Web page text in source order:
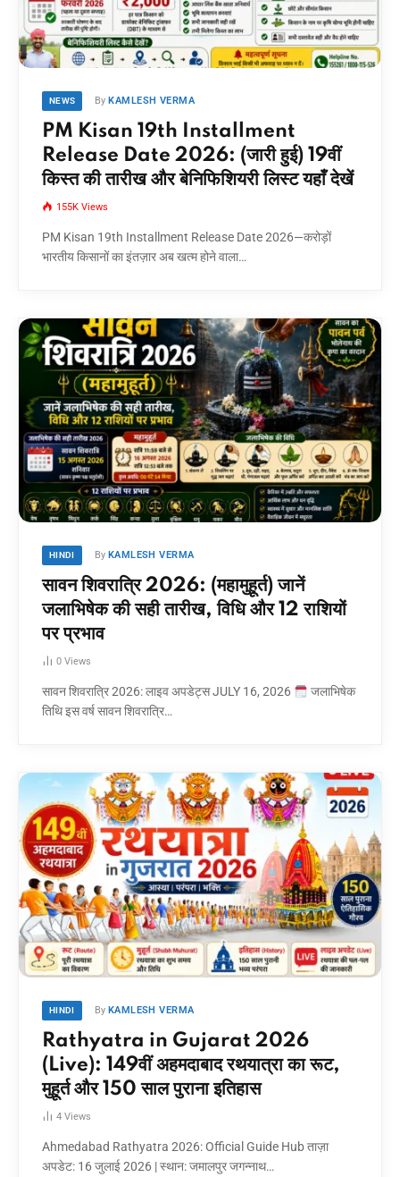
NEWS By KAMLESH VERMA
PM Kisan 19th Installment
Release Date 2026: (जारी हुई) 19वीं
किस्त की तारीख और बेनिफिशियरी लिस्ट यहाँ देखें
155K Views
PM Kisan 19th Installment Release Date 2026—करोड़ों
भारतीय किसानों का इंतज़ार अब खत्म होने वाला…
HINDI By KAMLESH VERMA
सावन शिवरात्रि 2026: (महामुहूर्त) जानें
जलाभिषेक की सही तारीख, विधि और 12 राशियों
पर प्रभाव
0 Views
सावन शिवरात्रि 2026: लाइव अपडेट्स JULY 16, 2026
जलाभिषेक
तिथि इस वर्ष सावन शिवरात्रि…
HINDI By KAMLESH VERMA
Rathyatra in Gujarat 2026
(Live): 149वीं अहमदाबाद रथयात्रा का रूट,
मुहूर्त और 150 साल पुराना इतिहास
4 Views
Ahmedabad Rathyatra 2026: Official Guide Hub ताज़ा
अपडेट: 16 जुलाई 2026 | स्थान: जमालपुर जगन्नाथ…